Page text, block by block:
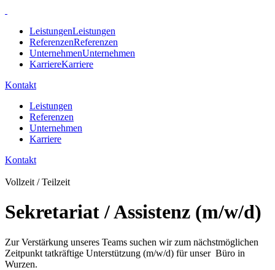
LeistungenLeistungen
ReferenzenReferenzen
UnternehmenUnternehmen
KarriereKarriere
Kontakt
Leistungen
Referenzen
Unternehmen
Karriere
Kontakt
Vollzeit / Teilzeit
Sekretariat / Assistenz (m/w/d)
Zur Verstärkung unseres Teams suchen wir zum nächstmöglichen
Zeitpunkt tatkräftige Unterstützung (m/w/d) für unser Büro in
Wurzen.